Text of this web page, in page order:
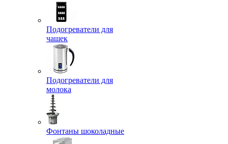
Подогреватели для
чашек
Подогреватели для
молока
Фонтаны шоколадные